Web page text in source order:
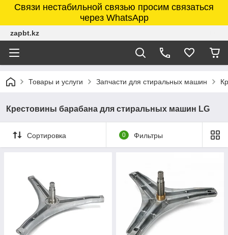
Связи нестабильной связью просим связаться
через WhatsApp
zapbt.kz
Товары и услуги Запчасти для стиральных машин
Крестовины барабана для стиральных машин LG
Сортировка 0 Фильтры